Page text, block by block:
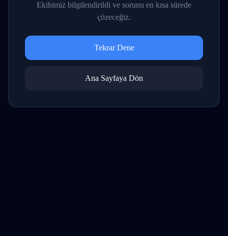
Ekibimiz bilgilendirildi ve sorunu en kısa sürede
çözeceğiz.
Tekrar Dene
Ana Sayfaya Dön